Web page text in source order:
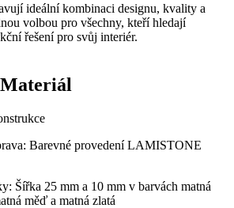
ideální kombinaci designu, kvality a
volbou pro všechny, kteří hledají
řešení pro svůj interiér.
Barevné provedení LAMISTONE
Šířka 25 mm a 10 mm v barvách matná
měď a matná zlatá